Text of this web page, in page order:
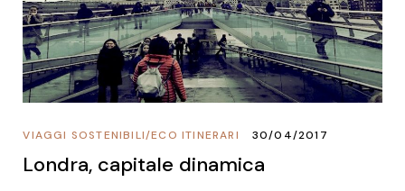
ECO ITINERARI
/
VIAGGI SOSTENIBILI 30/04/2017
Londra, capitale dinamica